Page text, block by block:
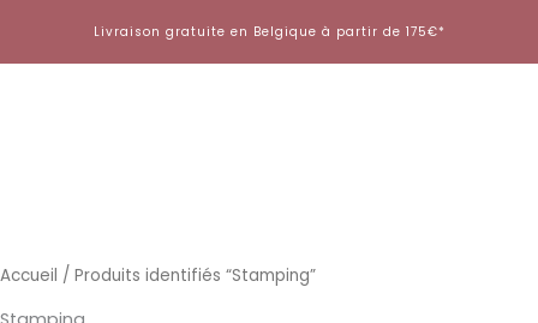
contenu
Livraison gratuite en Belgique à partir de 175€*
Accueil / Produits identifiés “Stamping”